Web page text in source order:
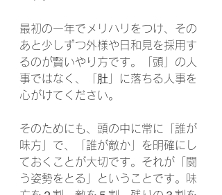
最初の一年でメリハリをつけ、その
あと少しずつ外様や日和見を採用す
るのが賢いやり方です。「頭」の人
事ではなく、「肚」に落ちる人事を
心がけてください。
そのためにも、頭の中に常に「誰が
味方」で、「誰が敵か」を明確にし
ておくことが大切です。それが「闘
う姿勢をとる」ということです。味